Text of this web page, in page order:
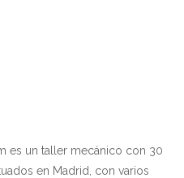
es un taller mecánico con 30
en Madrid, con varios